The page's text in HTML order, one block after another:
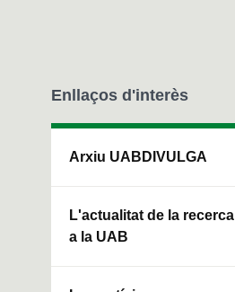
Enllaços d'interès
Arxiu UABDIVULGA
L'actualitat de la recerca
a la UAB